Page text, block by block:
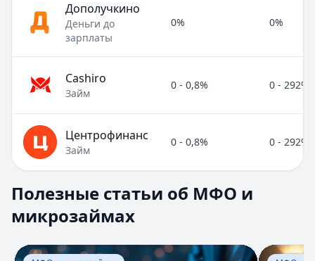
Дополучкино
Деньги до
зарплаты
0% 0%
Cashiro
Займ
0 - 0,8% 0 - 292%
Центрофинанс
Займ
0 - 0,8% 0 - 292%
Раздел:МФО и микрозаймы. Всего статей: 8.
Займ под расписку
Нужны деньги срочно? Рассмотрите займ под
Опубликовано:17 ноября 2025 г.
Полезные статьи об МФО и
микрозаймах
Перейти к статье:Займ под расписку Перейти